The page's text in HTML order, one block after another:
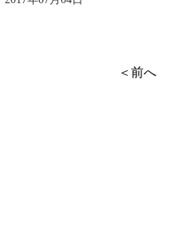
＜前へ